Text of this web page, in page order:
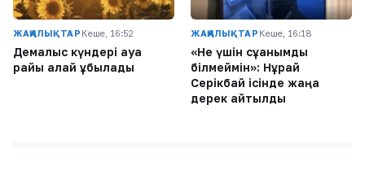
ЖАҢАЛЫҚТАР Кеше, 16:52
Демалыс күндері ауа
райы қалай құбылады
ЖАҢАЛЫҚТАР Кеше, 16:18
«Не үшін сұққанымды
білмеймін»: Нұрай
Серікбай ісінде жаңа
дерек айтылды